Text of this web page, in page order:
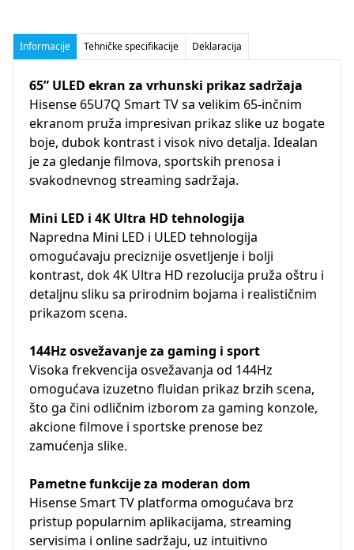
Informacije Tehničke specifikacije Deklaracija
65” ULED ekran za vrhunski prikaz sadržaja
Hisense 65U7Q Smart TV sa velikim 65-inčnim
ekranom pruža impresivan prikaz slike uz bogate
boje, dubok kontrast i visok nivo detalja. Idealan
je za gledanje filmova, sportskih prenosa i
svakodnevnog streaming sadržaja.
Mini LED i 4K Ultra HD tehnologija
Napredna Mini LED i ULED tehnologija
omogućavaju preciznije osvetljenje i bolji
kontrast, dok 4K Ultra HD rezolucija pruža oštru i
detaljnu sliku sa prirodnim bojama i realističnim
prikazom scena.
144Hz osvežavanje za gaming i sport
Visoka frekvencija osvežavanja od 144Hz
omogućava izuzetno fluidan prikaz brzih scena,
što ga čini odličnim izborom za gaming konzole,
akcione filmove i sportske prenose bez
zamućenja slike.
Pametne funkcije za moderan dom
Hisense Smart TV platforma omogućava brz
pristup popularnim aplikacijama, streaming
servisima i online sadržaju, uz intuitivno